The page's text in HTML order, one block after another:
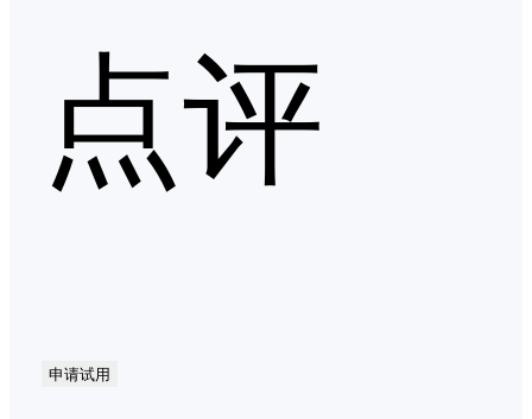
点评
申请试用